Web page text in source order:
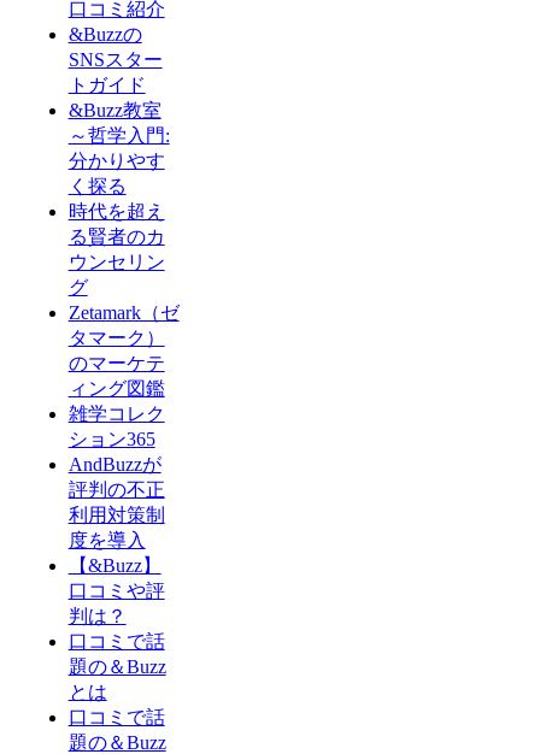
口コミ紹介
&Buzzの
SNSスター
トガイド
&Buzz教室
～哲学入門:
分かりやす
く探る
時代を超え
る賢者のカ
ウンセリン
グ
Zetamark（ゼ
タマーク）
のマーケテ
ィング図鑑
雑学コレク
ション365
AndBuzzが
評判の不正
利用対策制
度を導入
【&Buzz】
口コミや評
判は？
口コミで話
題の＆Buzz
とは
口コミで話
題の＆Buzz